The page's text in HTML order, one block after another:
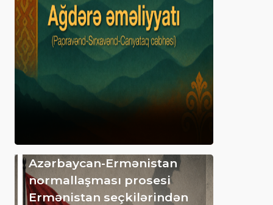
Azərbaycan-Ermənistan
normallaşması prosesi
Ermənistan seçkilərindən